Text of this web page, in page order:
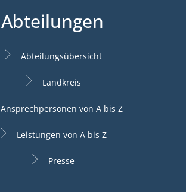
Abteilungen
Abteilungsübersicht
Landkreis
Ansprechpersonen von A bis Z
Leistungen von A bis Z
Presse